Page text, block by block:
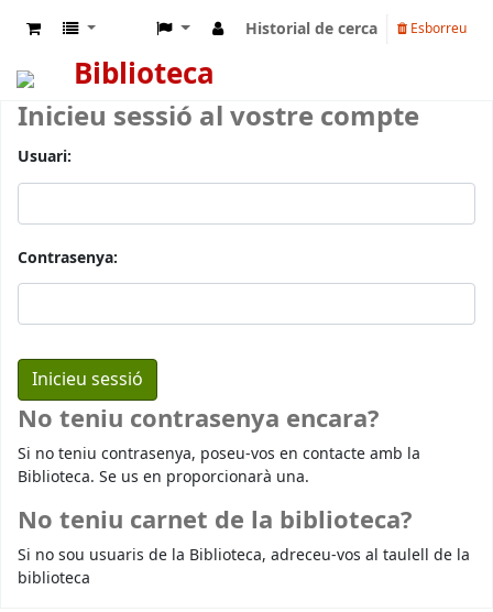
Historial de cerca Esborreu
Biblioteca
Inicieu sessió al vostre compte
Usuari:
Contrasenya:
No teniu contrasenya encara?
Si no teniu contrasenya, poseu-vos en contacte amb la
Biblioteca. Se us en proporcionarà una.
No teniu carnet de la biblioteca?
Si no sou usuaris de la Biblioteca, adreceu-vos al taulell de la
biblioteca